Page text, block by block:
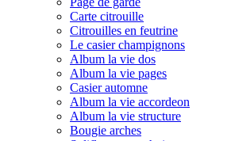
Carte citrouille
Citrouilles en feutrine
Le casier champignons
Album la vie dos
Album la vie pages
Casier automne
Album la vie accordeon
Album la vie structure
Bougie arches